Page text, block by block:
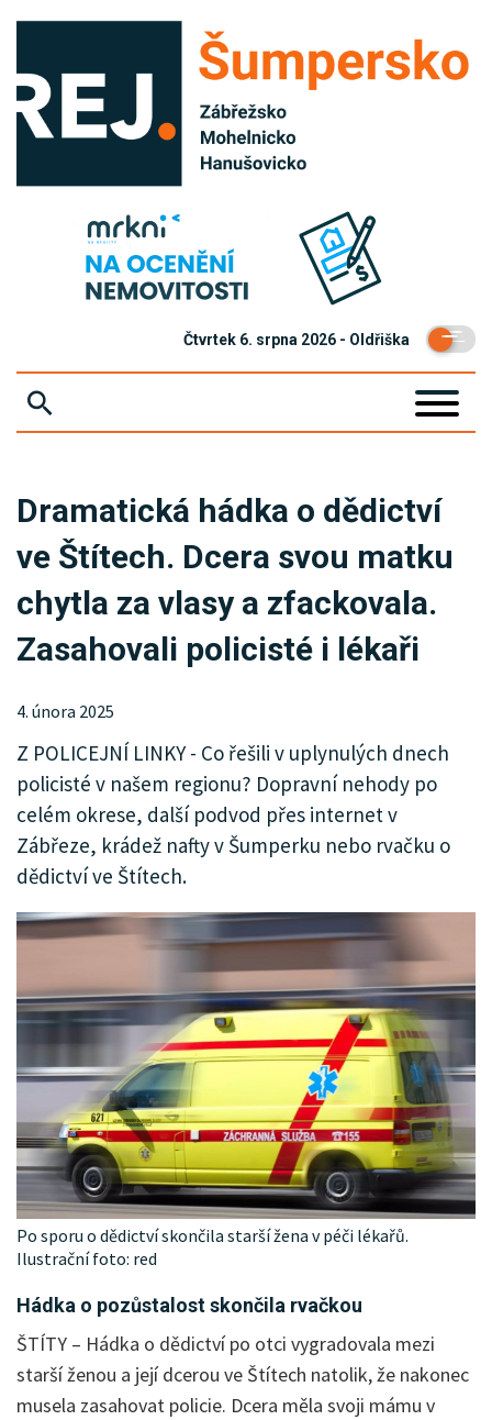
Čtvrtek 6. srpna 2026 - Oldřiška
KRIMI
SPORT
KULTURA
SPOLEČNOST
MHD
MENU
INZERCE
ARCHIV
KATALOG FIREM
Dramatická hádka o dědictví
ve Štítech. Dcera svou matku
chytla za vlasy a zfackovala.
Zasahovali policisté i lékaři
4. února 2025
Z POLICEJNÍ LINKY - Co řešili v uplynulých dnech
policisté v našem regionu? Dopravní nehody po
celém okrese, další podvod přes internet v
Zábřeze, krádež nafty v Šumperku nebo rvačku o
dědictví ve Štítech.
Po sporu o dědictví skončila starší žena v péči lékařů.
Ilustrační foto: red
Hádka o pozůstalost skončila rvačkou
ŠTÍTY – Hádka o dědictví po otci vygradovala mezi
starší ženou a její dcerou ve Štítech natolik, že nakonec
musela zasahovat policie. Dcera měla svoji mámu v